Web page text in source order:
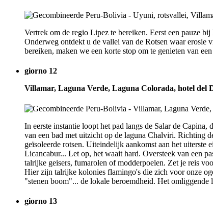
Vertrek om de regio Lipez te bereiken. Eerst een pauze
Onderweg ontdekt u de vallei van de Rotsen waar erosie
bereiken, maken we een korte stop om te genieten van
giorno 12
Villamar, Laguna Verde, Laguna Colorada, hotel del
In eerste instantie loopt het pad langs de Salar de
van een bad met uitzicht op de laguna Chalviri. Richting
geïsoleerde rotsen. Uiteindelijk aankomst aan het
Licancabur... Let op, het waait hard. Oversteek van een
talrijke geisers, fumarolen of modderpoelen. Zet je reis
Hier zijn talrijke kolonies flamingo's die zich voor onze
"stenen boom"... de lokale beroemdheid. Het
giorno 13